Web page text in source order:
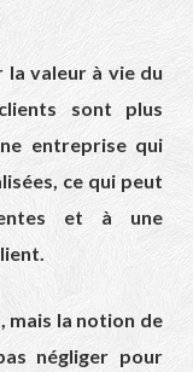
la valeur à vie du
sont plus
entreprise qui
ce qui peut
et à une
la notion de
négliger pour